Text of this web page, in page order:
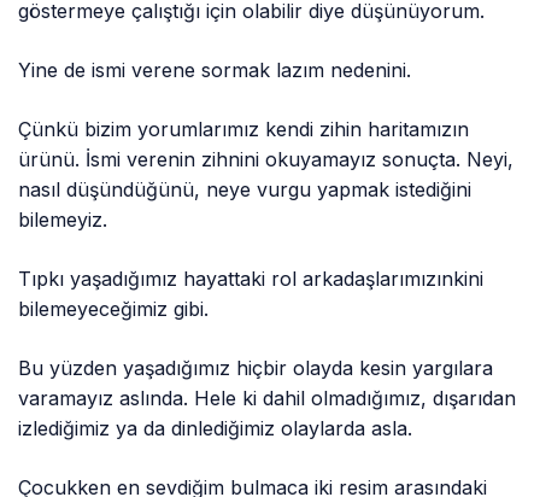
göstermeye çalıştığı için olabilir diye düşünüyorum.
Yine de ismi verene sormak lazım nedenini.
Çünkü bizim yorumlarımız kendi zihin haritamızın
ürünü. İsmi verenin zihnini okuyamayız sonuçta. Neyi,
nasıl düşündüğünü, neye vurgu yapmak istediğini
bilemeyiz.
Tıpkı yaşadığımız hayattaki rol arkadaşlarımızınkini
bilemeyeceğimiz gibi.
Bu yüzden yaşadığımız hiçbir olayda kesin yargılara
varamayız aslında. Hele ki dahil olmadığımız, dışarıdan
izlediğimiz ya da dinlediğimiz olaylarda asla.
Çocukken en sevdiğim bulmaca iki resim arasındaki